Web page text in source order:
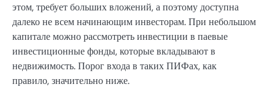
этом, требует больших вложений, а поэтому доступна
далеко не всем начинающим инвесторам. При небольшом
капитале можно рассмотреть инвестиции в паевые
инвестиционные фонды, которые вкладывают в
недвижимость. Порог входа в таких ПИФах, как
правило, значительно ниже.